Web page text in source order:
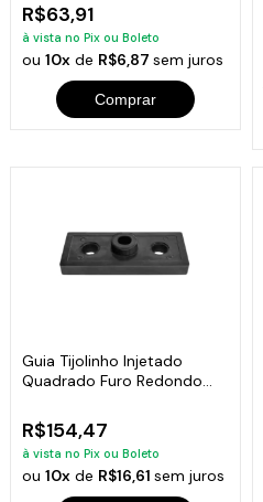
R$63,91
à vista no Pix ou Boleto
ou10x de R$6,87sem juros
Comprar
Guia Tijolinho Injetado
Quadrado Furo Redondo
R$154,47
à vista no Pix ou Boleto
ou10x de R$16,61sem juros